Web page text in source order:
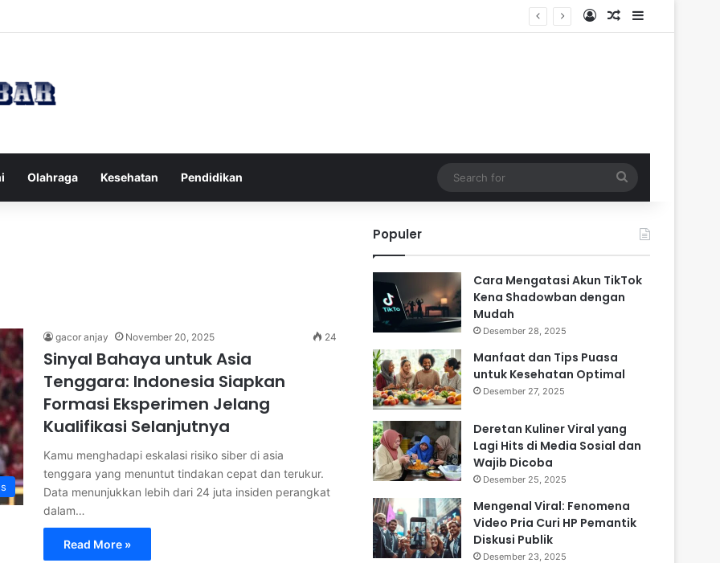
Log InRandom Article
Sidebar
Olahraga Kesehatan Pendidikan
for
gacor anjay November 20, 2025 24
Sinyal Bahaya untuk Asia
Tenggara: Indonesia Siapkan
Formasi Eksperimen Jelang
Kualifikasi Selanjutnya
Kamu menghadapi eskalasi risiko siber di asia
tenggara yang menuntut tindakan cepat dan terukur.
Data menunjukkan lebih dari 24 juta insiden perangkat
dalam…
Read More »
Populer
Cara Mengatasi Akun TikTok
Kena Shadowban dengan
Mudah
Desember 28, 2025
Manfaat dan Tips Puasa
untuk Kesehatan Optimal
Desember 27, 2025
Deretan Kuliner Viral yang
Lagi Hits di Media Sosial dan
Wajib Dicoba
Desember 25, 2025
Mengenal Viral: Fenomena
Video Pria Curi HP Pemantik
Diskusi Publik
Desember 23, 2025